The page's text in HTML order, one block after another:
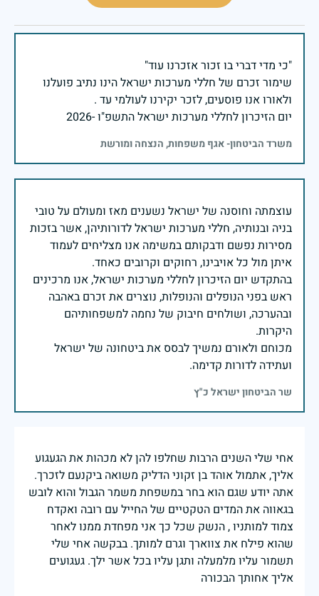
שימור זכרם של חללי מערכות ישראל הינו נתיב פועלנו
יום הזיכרון לחללי מערכות ישראל התשפ"ו -2026
משרד הביטחון- אגף משפחות, הנצחה ומורשת
עוצמתה וחוסנה של ישראל נשענים מאז ומעולם על טובי
בניה ובנותיה, חללי מערכות ישראל לדורותיהן, אשר בזכות
מסירות נפשם ודבקותם במשימה אנו מצליחים לעמוד
בהתקדש יום הזיכרון לחללי מערכות ישראל, אנו מרכינים
ראש בפני הנופלים והנופלות, נוצרים את זכרם באהבה
ובהערכה, ושולחים חיבוק של נחמה למשפחותיהם
מכוחם ולאורם נמשיך לבסס את ביטחונה של ישראל
ועתידה לדורות קדימה.
שר הביטחון ישראל כ"ץ
אחי שלי השנים הרבות שחלפו להן לא מכהות את הגעגוע
אליך, אתמול אוהד בן זקוני הדליק משואה ביקנעם לזכרך.
אתה יודע שגם הוא בחר במשפחת משמר הגבול והוא לובש
בגאווה את המדים הטקטיים של החייל עם רובה ואקדח
צמוד למותניו , הנשק שכל כך אני מפחדת ממנו לאחר
שהוא פילח את צווארך וגרם למותך. בבקשה אחי שלי
תשמור עליו מלמעלה ותגן עליו בכל אשר ילך. געגועים
אליך אחותך הבכורה